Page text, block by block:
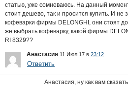
статью, уже сомневаюсь. На данный
стоит дешево, так и просится купить. И не
кофеварки фирмы DELONGHI, они стоят
же выбрать кофеварку, какой фирмы
RI 8329??
Анастасия 11 Июл 17 в 23:12
Ответить
Анастасия, ну как вам